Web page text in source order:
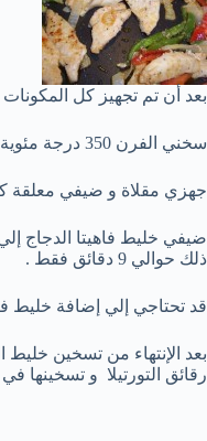
بعد أن تم تجهيز كل
سخني الفرن 350 درجة مئوية .
جهزي مقلاة و ضيفي معلقة
ضيفي خليط فاهيتا الدجاج
ذلك حوالي 9 دقائق فقط .
قد تحتاجي إلي إضافة خليط
بعد الإنتهاء من تسخين
رقائق التورتيلا و تسخينها في الفرن